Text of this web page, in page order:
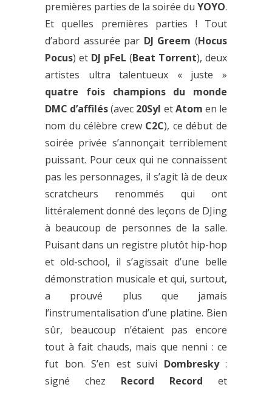
premières parties de la soirée du YOYO.
Et quelles premières parties ! Tout
d’abord assurée par DJ Greem (Hocus
Pocus) et DJ pFeL (Beat Torrent), deux
artistes ultra talentueux « juste »
quatre fois champions du monde
DMC d’affilés(avec 20Syl etAtom en le
nom du célèbre crew C2C), ce début de
soirée privée s’annonçait terriblement
puissant. Pour ceux qui ne connaissent
pas les personnages, il s’agit là de deux
scratcheurs renommés qui ont
littéralement donné des leçons de DJing
à beaucoup de personnes de la salle.
Puisant dans un registre plutôt hip-hop
et old-school, il s’agissait d’une belle
démonstration musicale et qui, surtout,
a prouvé plus que jamais
l’instrumentalisation d’une platine. Bien
sûr, beaucoup n’étaient pas encore
tout à fait chauds, mais que nenni : ce
fut bon. S’en est suivi Dombresky :
signé chez Record Record et